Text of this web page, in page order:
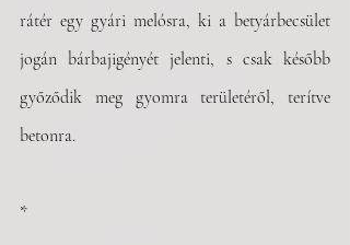
rátér egy gyári melósra, ki a betyárbecsület
jogán bárbajigényét jelenti, s csak később
győződik meg gyomra területéről, terítve
betonra.
*